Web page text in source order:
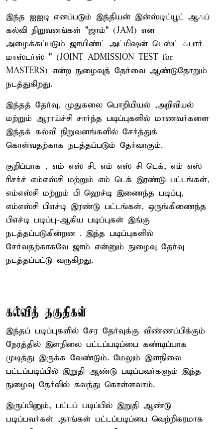
இந்த ஐஐடி எனப்படும் இந்தியன் இன்ஸ்டிட்யூட் ஆஃப்
கல்வி நிறுவனங்கள் "ஜாம்" (JAM) என
அழைக்கப்படும் ஜாயிண்ட் அட்மிஷன் டெஸ்ட் ஃபார்
மாஸ்டர்ஸ் " (JOINT ADMISSION TEST for
MASTERS) என்ற நுழைவுத் தேர்வை ஆண்டுதோறும்
நடத்துகிறது.
இந்தத் தேர்வு, முதுகலை பொறியியல் ,அறிவியல்
மற்றும் ஆராய்ச்சி சார்ந்த படிப்புகளில் மாணவர்களை
இந்தக் கல்வி நிறுவனங்களில் சேர்த்துக்
கொள்வதற்காக நடத்தப்படும் தேர்வாகும்.
குறிப்பாக , எம் எஸ் சி, எம் எஸ் சி டெக், எம் எஸ்
ரிசர்ச் எம்எஸ்சி மற்றும் எம் டெக் இரண்டு பட்டங்கள்,
எம்எஸ்சி மற்றும் பி ஹெச்டி இணைந்த படிப்பு,
எம்எஸ்சி பிஎச்டி இரண்டு பட்டங்கள், ஒருங்கிணைந்த
பிஎச்டி படிப்பு-ஆகிய படிப்புகள் இங்கு
நடத்தப்படுகின்றன . இந்த படிப்புகளில்
சேர்வதற்காகவே ஜாம் என்னும் நுழைவு தேர்வு
நடத்தப்பட்டு வருகிறது.
கல்வித் தகுதிகள்
இந்தப் படிப்புகளில் சேர தேர்வுக்கு விண்ணப்பிக்கும்
நேரத்தில் இளநிலை பட்டப்படிப்பை கண்டிப்பாக
முடித்து இருக்க வேண்டும். மேலும் இளநிலை
பட்டப்படிப்பில் இறுதி ஆண்டு படிப்பவர்களும் இந்த
நுழைவு தேர்வில் கலந்து கொள்ளலாம்.
இருப்பினும், பட்டப் படிப்பில் இறுதி ஆண்டு
படிப்பவர்கள் ,தாங்கள் பட்டப்படிப்பை வெற்றிகரமாக